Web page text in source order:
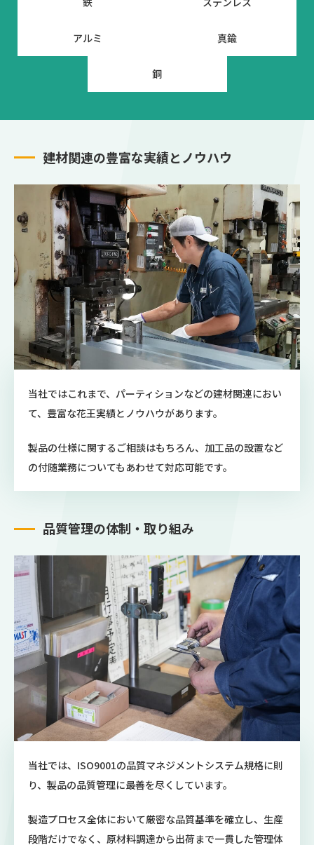
アルミ 真鍮
銅
建材関連の豊富な実績とノウハウ
当社ではこれまで、パーティションなどの建材関連におい
て、豊富な花王実績とノウハウがあります。
製品の仕様に関するご相談はもちろん、加工品の設置など
の付随業務についてもあわせて対応可能です。
品質管理の体制・取り組み
当社では、ISO9001の品質マネジメントシステム規格に則
り、製品の品質管理に最善を尽くしています。
製造プロセス全体において厳密な品質基準を確立し、生産
段階だけでなく、原材料調達から出荷まで一貫した管理体